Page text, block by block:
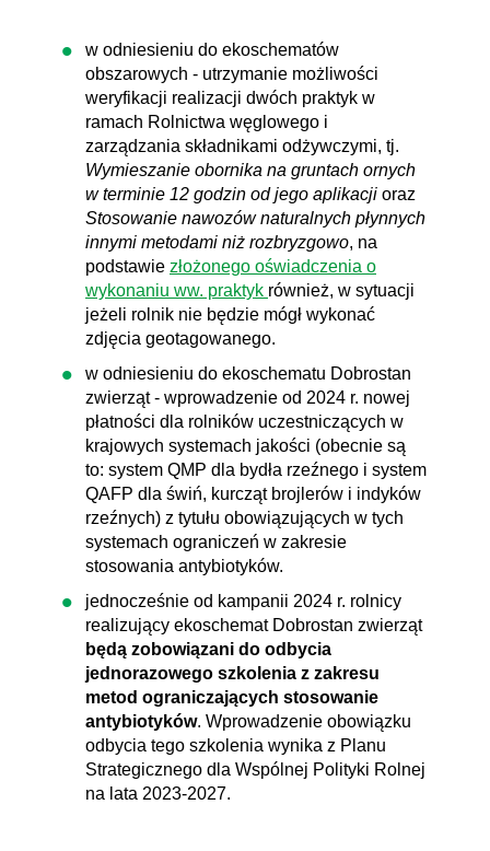
w odniesieniu do ekoschematów
obszarowych - utrzymanie możliwości
weryfikacji realizacji dwóch praktyk w
ramach Rolnictwa węglowego i
zarządzania składnikami odżywczymi, tj.
Wymieszanie obornika na gruntach ornych
w terminie 12 godzin od jego aplikacji oraz
Stosowanie nawozów naturalnych płynnych
innymi metodami niż rozbryzgowo, na
podstawie złożonego oświadczenia o
wykonaniu ww. praktyk również, w sytuacji
jeżeli rolnik nie będzie mógł wykonać
zdjęcia geotagowanego.
w odniesieniu do ekoschematu Dobrostan
zwierząt - wprowadzenie od 2024 r. nowej
płatności dla rolników uczestniczących w
krajowych systemach jakości (obecnie są
to: system QMP dla bydła rzeźnego i system
QAFP dla świń, kurcząt brojlerów i indyków
rzeźnych) z tytułu obowiązujących w tych
systemach ograniczeń w zakresie
stosowania antybiotyków.
jednocześnie od kampanii 2024 r. rolnicy
realizujący ekoschemat Dobrostan zwierząt
będą zobowiązani do odbycia
jednorazowego szkolenia z zakresu
metod ograniczających stosowanie
antybiotyków. Wprowadzenie obowiązku
odbycia tego szkolenia wynika z Planu
Strategicznego dla Wspólnej Polityki Rolnej
na lata 2023-2027.